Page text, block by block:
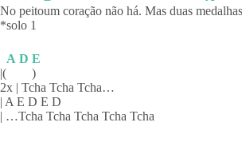
No peitoum coração não há. Mas duas m
*solo 1
|(
A D E
)
2x | Tcha Tcha Tcha…
| A E D E D
| …Tcha Tcha Tcha Tcha Tcha